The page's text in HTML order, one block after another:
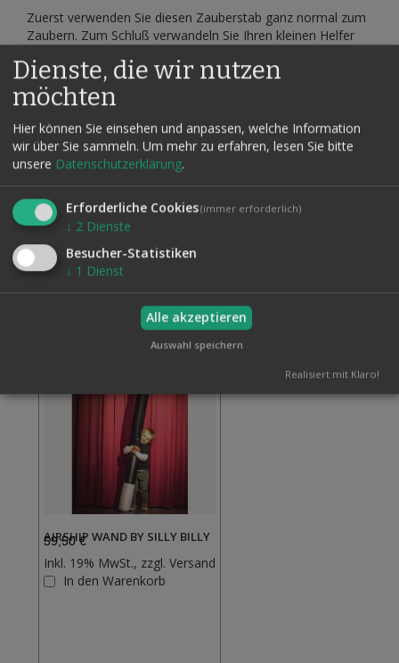
Zuerst verwenden Sie diesen Zauberstab ganz normal zum
Zaubern. Zum Schluß verwandeln Sie Ihren kleinen Helfer
vielen anderen Motive. Lacher sind Ihnen sicher!
Der Zauberstab ist aus Kraftpapier hergestellt und farbig
Ihnen einen Gag, den Sie bei Kindern u. Erwachsenen
einsetzen können und auf den Sie wahrscheinlich nicht
mehr verzichten werden! Aufgerollt hat der Zauberstab eine
Länge von 50 cm, das abgerollte Plakat hat eine Größe von
160 x 50 cm.
Verwandte Artikel Alle auswählen
AIRSHIP WAND BY SILLY BILLY
59,50 €
Inkl. 19% MwSt., zzgl. Versand
In den Warenkorb
Dienste, die wir nutzen
möchten
Hier können Sie einsehen und anpassen, welche Information
wir über Sie sammeln. Um mehr zu erfahren, lesen Sie bitte
unsere Datenschutzerklärung.
Erforderliche Cookies(immer erforderlich)
↓ 2 Dienste
Besucher-Statistiken
↓ 1 Dienst
Alle akzeptieren
Auswahl speichern
Realisiert mit Klaro!